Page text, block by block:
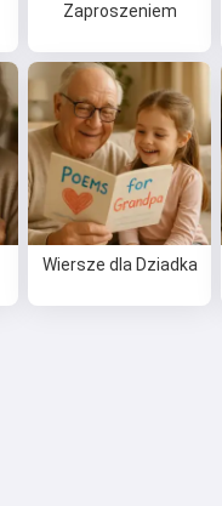
Zaproszeniem
Wiersze dla Dziadka